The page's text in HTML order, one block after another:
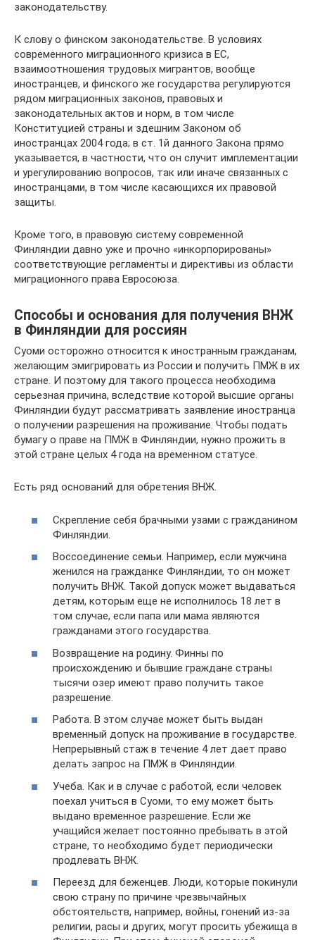
законодательству.
К слову о финском законодательстве. В условиях
современного миграционного кризиса в ЕС,
взаимоотношения трудовых мигрантов, вообще
иностранцев, и финского же государства регулируются
рядом миграционных законов, правовых и
законодательных актов и норм, в том числе
Конституцией страны и здешним Законом об
иностранцах 2004 года; в ст. 1й данного Закона прямо
указывается, в частности, что он случит имплементации
и урегулированию вопросов, так или иначе связанных с
иностранцами, в том числе касающихся их правовой
защиты.
Кроме того, в правовую систему современной
Финляндии давно уже и прочно «инкорпорированы»
соответствующие регламенты и директивы из области
миграционного права Евросоюза.
Способы и основания для получения ВНЖ
в Финляндии для россиян
Суоми осторожно относится к иностранным гражданам,
желающим эмигрировать из России и получить ПМЖ в их
стране. И поэтому для такого процесса необходима
серьезная причина, вследствие которой высшие органы
Финляндии будут рассматривать заявление иностранца
о получении разрешения на проживание. Чтобы подать
бумагу о праве на ПМЖ в Финляндии, нужно прожить в
этой стране целых 4 года на временном статусе.
Есть ряд оснований для обретения ВНЖ.
Скрепление себя брачными узами с гражданином
Финляндии.
Воссоединение семьи. Например, если мужчина
женился на гражданке Финляндии, то он может
получить ВНЖ. Такой допуск может выдаваться
детям, которым еще не исполнилось 18 лет в
том случае, если папа или мама являются
гражданами этого государства.
Возвращение на родину. Финны по
происхождению и бывшие граждане страны
тысячи озер имеют право получить такое
разрешение.
Работа. В этом случае может быть выдан
временный допуск на проживание в государстве.
Непрерывный стаж в течение 4 лет дает право
делать запрос на ПМЖ в Финляндии.
Учеба. Как и в случае с работой, если человек
поехал учиться в Суоми, то ему может быть
выдано временное разрешение. Если же
учащийся желает постоянно пребывать в этой
стране, то необходимо будет периодически
продлевать ВНЖ.
Переезд для беженцев. Люди, которые покинули
свою страну по причине чрезвычайных
обстоятельств, например, войны, гонений из-за
религии, расы и других, могут просить убежища в